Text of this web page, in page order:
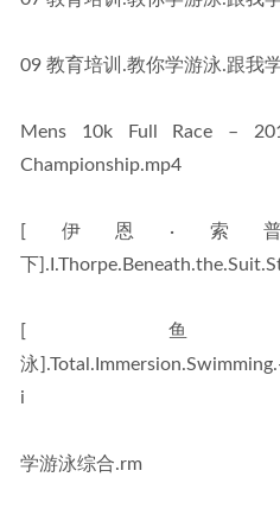
09 教育培训.教你学游泳.跟我
Mens 10k Full Race –
Championship.mp4
[伊恩·索
下
[鱼
泳
i
学游泳综合.rm